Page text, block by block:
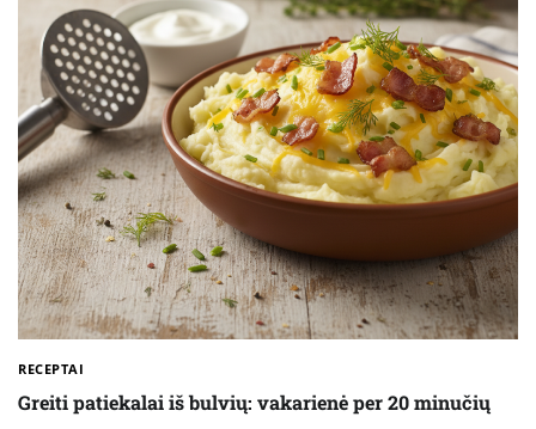
RECEPTAI
Greiti patiekalai iš bulvių: vakarienė per 20 minučių